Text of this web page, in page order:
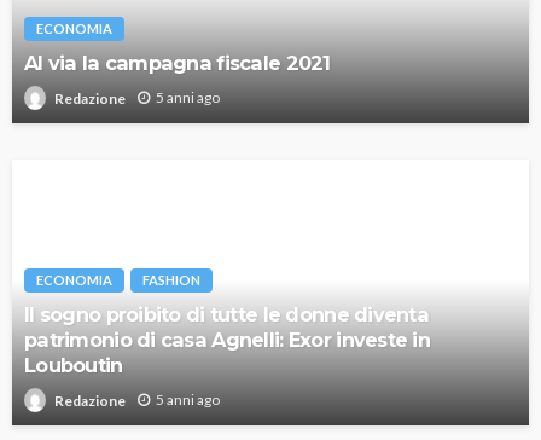
ECONOMIA
Al via la campagna fiscale 2021
Redazione 5 anni ago
ECONOMIA FASHION
Il sogno proibito di tutte le donne diventa
patrimonio di casa Agnelli: Exor investe in
Louboutin
Redazione 5 anni ago